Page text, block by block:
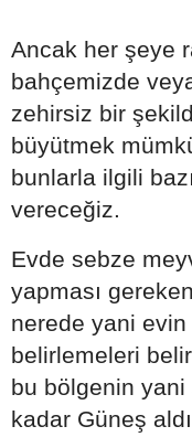
Ancak her şeye
bahçemizde
zehirsiz bir
büyütmek
bunlarla ilgili
vereceğiz.
Evde sebze
yapması
nerede yani
belirlemeleri
bu bölgenin
kadar Güneş